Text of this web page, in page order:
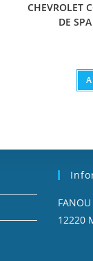
CHEVROLET
DE
12220